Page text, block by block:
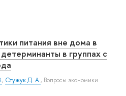
питания вне дома в
в группах с
, Стужук Д. А., Вопросы экономики